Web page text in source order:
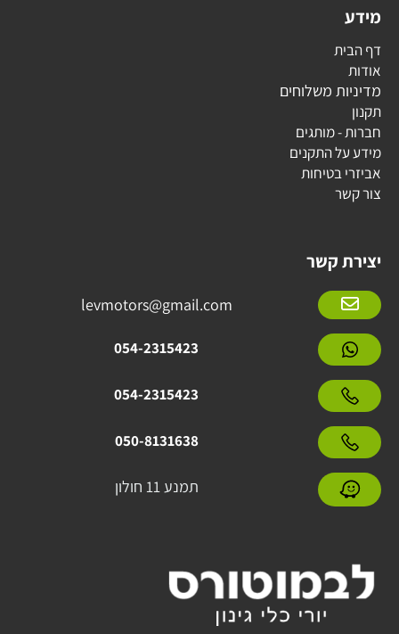
מידע
דף הבית
אודות
מדיניות משלוחים
תקנון
חברות - מותגים
מידע על התקנים
אביזרי בטיחות
צור קשר
יצירת קשר
levmotors@gmail.com
054-2315423
054-2315423
050-8131638
תמנע 11 חולון